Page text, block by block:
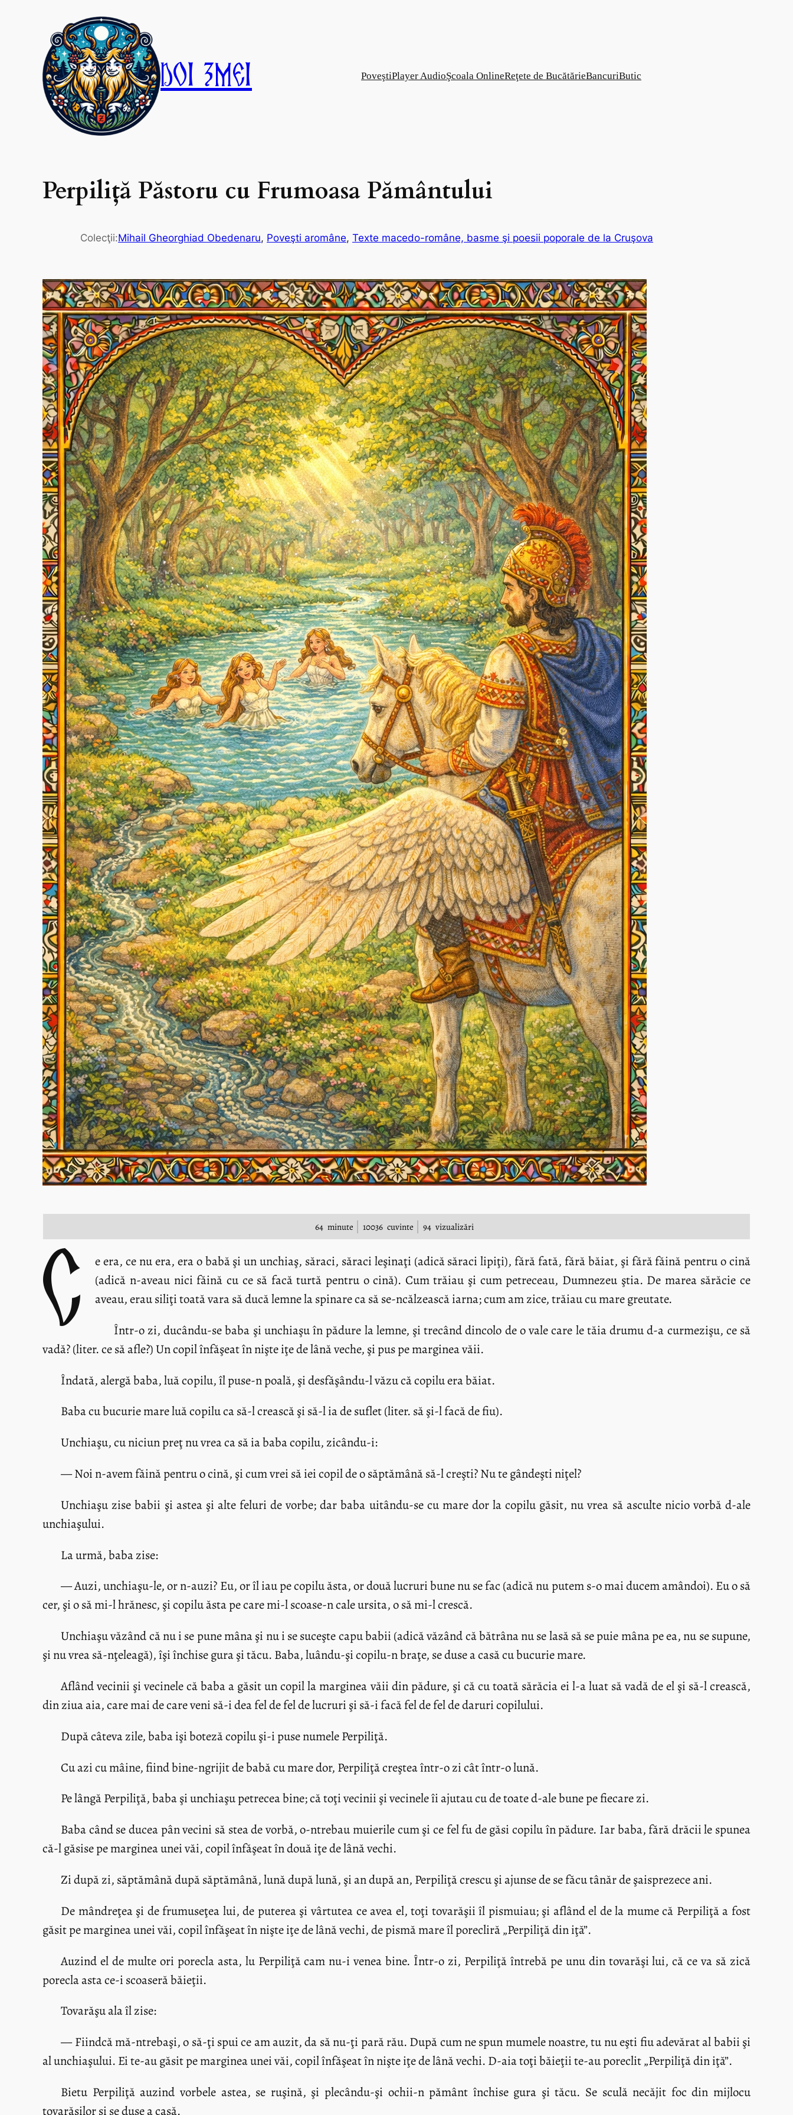
Doi Zmei PoveştiPlayer AudioŞcoala OnlineReţete de BucătărieBancuriButic
Perpiliţă Păstoru cu Frumoasa Pământului
Colecţii:Mihail Gheorghiad Obedenaru, Poveşti aromâne, Texte macedo-române, basme şi poesii poporale de la Cruşova
64 minute 10036 cuvinte 94 vizualizări
C
e era, ce nu era, era o babă şi un unchiaş, săraci, săraci leşinaţi (adică săraci lipiţi), fără fată, fără băiat, şi fără făină pentru o cină
(adică n-aveau nici făină cu ce să facă turtă pentru o cină). Cum trăiau şi cum petreceau, Dumnezeu ştia. De marea sărăcie ce
aveau, erau siliţi toată vara să ducă lemne la spinare ca să se-ncălzească iarna; cum am zice, trăiau cu mare greutate.
Într-o zi, ducându-se baba şi unchiaşu în pădure la lemne, şi trecând dincolo de o vale care le tăia drumu d-a curmezişu, ce să
vadă? (liter. ce să afle?) Un copil înfăşeat în nişte iţe de lână veche, şi pus pe marginea văii.
Îndată, alergă baba, luă cоpilu, îl puse-n poală, şi desfăşându-l văzu că copilu era băiat.
Baba cu bucurie mare luă cоpilu ca să-l crească şi să-l ia de suflet (liter. să şi-l facă de fiu).
Unchiaşu, cu niciun preţ nu vrea ca să ia baba copilu, zicându-i:
— Noi n-avem făină pentru o cină, şi cum vrei să iei copil de o săptămână să-l creşti? Nu te gândeşti niţel?
Unchiaşu zise babii şi astea şi alte feluri de vorbe; dar baba uitându-se cu mare dor la copilu găsit, nu vrea să asculte nicio vorbă d-ale
unchiaşului.
La urmă, baba zise:
— Auzi, unchiaşu-le, or n-auzi? Eu, or îl iau pe copilu ăsta, or două lucruri bune nu se fac (adică nu putem s-o mai ducem amândoi). Eu o să
cer, şi o să mi-l hrănesc, şi copilu ăsta pe care mi-l scoase-n cale ursita, o să mi-l crescă.
Unchiaşu văzând că nu i se pune mâna şi nu i se suceşte capu babii (adică văzând că bătrâna nu se lasă să se puie mâna pe ea, nu se supune,
şi nu vrea să-nţeleagă), îşi închise gura şi tăcu. Baba, luându-şi copilu-n braţe, se duse a casă cu bucurie mare.
Aflând vecinii şi vecinele că baba a găsit un copil la marginea văii din pădure, şi că cu toată sărăcia ei l-a luat să vadă de el şi să-l crească,
din ziua aia, care mai de care veni să-i dea fel de fel de lucruri şi să-i facă fel de fel de daruri copilului.
După câteva zile, baba işi boteză copilu şi-i puse numele Perpiliţă.
Cu azi cu mâine, fiind bine-ngrijit de babă cu mare dor, Perpiliţă creştea într-o zi cât într-o lună.
Pe lângă Perpiliţă, baba şi unchiaşu petrecea bine; că toţi vecinii şi vecinele îi ajutau cu de toate d-ale bune pe fiecare zi.
Baba când se ducea pân vecini să stea de vorbă, o-ntrebau muierile cum şi ce fel fu de găsi copilu în pădure. Iar baba, fără drăcii le spunea
că-l găsise pe marginea unei văi, copil înfăşeat în două iţe de lână vechi.
Zi după zi, săptămână după săptămână, lună după lună, şi an după an, Perpiliţă crescu şi ajunse de se făcu tânăr de şaisprezece ani.
De mândreţea şi de frumuseţea lui, de puterea şi vârtutea ce avea el, toţi tovarăşii îl pismuiau; şi aflând el de la mume că Perpiliţă a fost
găsit pe marginea unei văi, copil înfăşeat în nişte iţe de lână vechi, de pismă mare îl porecliră „Perpiliţă din iţă”.
Auzind el de multe ori porecla asta, lu Perpiliţă cam nu-i venea bine. Într-o zi, Perpiliţă întrebă pe unu din tovarăşi lui, că ce va să zică
porecla asta ce-i scoaseră băieţii.
Tovarăşu ala îl zise:
— Fiindcă mă-ntrebaşi, o să-ţi spui ce am auzit, da să nu-ţi pară rău. După cum ne spun mumele noastre, tu nu eşti fiu adevărat al babii şi
al unchiaşului. Ei te-au găsit pe marginea unei văi, copil înfăşeat în nişte iţe de lână vechi. D-aia toţi băieţii te-au poreclit „Perpiliţă din iţă”.
Bietu Perpiliţă auzind vorbele astea, se ruşină, şi plecându-şi ochii-n pământ închise gura şi tăcu. Se sculă necăjit foc din mijlocu
tovarăşilor şi se duse a casă.